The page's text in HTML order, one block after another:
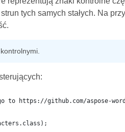
tych samych stałych. Na
https://github.com/aspose-